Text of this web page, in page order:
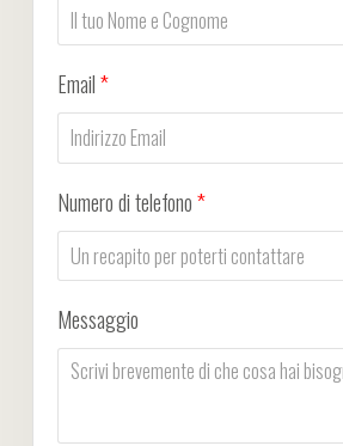
Email*
Numero di telefono*
Messaggio